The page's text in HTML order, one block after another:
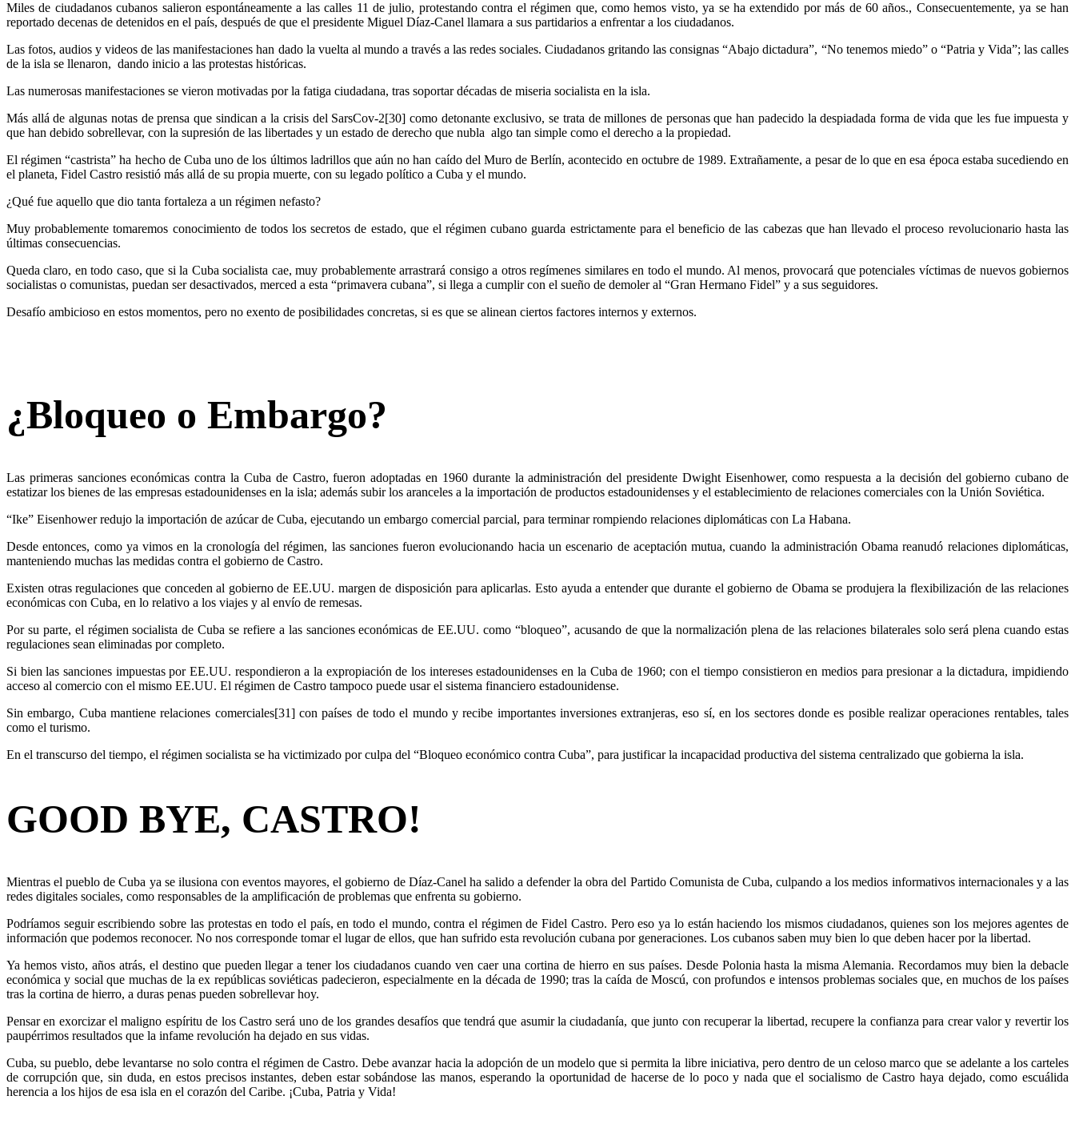
Miles de ciudadanos cubanos salieron espontáneamente a las calles 11 de julio, protestando contra el régimen que, como hemos visto, ya se ha extendido por más de 60 años., Consecuentemente, ya se han
reportado decenas de detenidos en el país, después de que el presidente Miguel Díaz-Canel llamara a sus partidarios a enfrentar a los ciudadanos.
Las fotos, audios y videos de las manifestaciones han dado la vuelta al mundo a través a las redes sociales. Ciudadanos gritando las consignas “Abajo dictadura”, “No tenemos miedo” o “Patria y Vida”; las calles
de la isla se llenaron, dando inicio a las protestas históricas.
Las numerosas manifestaciones se vieron motivadas por la fatiga ciudadana, tras soportar décadas de miseria socialista en la isla.
Más allá de algunas notas de prensa que sindican a la crisis del SarsCov-2[30] como detonante exclusivo, se trata de millones de personas que han padecido la despiadada forma de vida que les fue impuesta y
que han debido sobrellevar, con la supresión de las libertades y un estado de derecho que nubla algo tan simple como el derecho a la propiedad.
El régimen “castrista” ha hecho de Cuba uno de los últimos ladrillos que aún no han caído del Muro de Berlín, acontecido en octubre de 1989. Extrañamente, a pesar de lo que en esa época estaba sucediendo en
el planeta, Fidel Castro resistió más allá de su propia muerte, con su legado político a Cuba y el mundo.
¿Qué fue aquello que dio tanta fortaleza a un régimen nefasto?
Muy probablemente tomaremos conocimiento de todos los secretos de estado, que el régimen cubano guarda estrictamente para el beneficio de las cabezas que han llevado el proceso revolucionario hasta las
últimas consecuencias.
Queda claro, en todo caso, que si la Cuba socialista cae, muy probablemente arrastrará consigo a otros regímenes similares en todo el mundo. Al menos, provocará que potenciales víctimas de nuevos gobiernos
socialistas o comunistas, puedan ser desactivados, merced a esta “primavera cubana”, si llega a cumplir con el sueño de demoler al “Gran Hermano Fidel” y a sus seguidores.
Desafío ambicioso en estos momentos, pero no exento de posibilidades concretas, si es que se alinean ciertos factores internos y externos.
¿Bloqueo o Embargo?
Las primeras sanciones económicas contra la Cuba de Castro, fueron adoptadas en 1960 durante la administración del presidente Dwight Eisenhower, como respuesta a la decisión del gobierno cubano de
estatizar los bienes de las empresas estadounidenses en la isla; además subir los aranceles a la importación de productos estadounidenses y el establecimiento de relaciones comerciales con la Unión Soviética.
“Ike” Eisenhower redujo la importación de azúcar de Cuba, ejecutando un embargo comercial parcial, para terminar rompiendo relaciones diplomáticas con La Habana.
Desde entonces, como ya vimos en la cronología del régimen, las sanciones fueron evolucionando hacia un escenario de aceptación mutua, cuando la administración Obama reanudó relaciones diplomáticas,
manteniendo muchas las medidas contra el gobierno de Castro.
Existen otras regulaciones que conceden al gobierno de EE.UU. margen de disposición para aplicarlas. Esto ayuda a entender que durante el gobierno de Obama se produjera la flexibilización de las relaciones
económicas con Cuba, en lo relativo a los viajes y al envío de remesas.
Por su parte, el régimen socialista de Cuba se refiere a las sanciones económicas de EE.UU. como “bloqueo”, acusando de que la normalización plena de las relaciones bilaterales solo será plena cuando estas
regulaciones sean eliminadas por completo.
Si bien las sanciones impuestas por EE.UU. respondieron a la expropiación de los intereses estadounidenses en la Cuba de 1960; con el tiempo consistieron en medios para presionar a la dictadura, impidiendo
acceso al comercio con el mismo EE.UU. El régimen de Castro tampoco puede usar el sistema financiero estadounidense.
Sin embargo, Cuba mantiene relaciones comerciales[31] con países de todo el mundo y recibe importantes inversiones extranjeras, eso sí, en los sectores donde es posible realizar operaciones rentables, tales
como el turismo.
En el transcurso del tiempo, el régimen socialista se ha victimizado por culpa del “Bloqueo económico contra Cuba”, para justificar la incapacidad productiva del sistema centralizado que gobierna la isla.
GOOD BYE, CASTRO!
Mientras el pueblo de Cuba ya se ilusiona con eventos mayores, el gobierno de Díaz-Canel ha salido a defender la obra del Partido Comunista de Cuba, culpando a los medios informativos internacionales y a las
redes digitales sociales, como responsables de la amplificación de problemas que enfrenta su gobierno.
Podríamos seguir escribiendo sobre las protestas en todo el país, en todo el mundo, contra el régimen de Fidel Castro. Pero eso ya lo están haciendo los mismos ciudadanos, quienes son los mejores agentes de
información que podemos reconocer. No nos corresponde tomar el lugar de ellos, que han sufrido esta revolución cubana por generaciones. Los cubanos saben muy bien lo que deben hacer por la libertad.
Ya hemos visto, años atrás, el destino que pueden llegar a tener los ciudadanos cuando ven caer una cortina de hierro en sus países. Desde Polonia hasta la misma Alemania. Recordamos muy bien la debacle
económica y social que muchas de la ex repúblicas soviéticas padecieron, especialmente en la década de 1990; tras la caída de Moscú, con profundos e intensos problemas sociales que, en muchos de los países
tras la cortina de hierro, a duras penas pueden sobrellevar hoy.
Pensar en exorcizar el maligno espíritu de los Castro será uno de los grandes desafíos que tendrá que asumir la ciudadanía, que junto con recuperar la libertad, recupere la confianza para crear valor y revertir los
paupérrimos resultados que la infame revolución ha dejado en sus vidas.
Cuba, su pueblo, debe levantarse no solo contra el régimen de Castro. Debe avanzar hacia la adopción de un modelo que si permita la libre iniciativa, pero dentro de un celoso marco que se adelante a los carteles
de corrupción que, sin duda, en estos precisos instantes, deben estar sobándose las manos, esperando la oportunidad de hacerse de lo poco y nada que el socialismo de Castro haya dejado, como escuálida
herencia a los hijos de esa isla en el corazón del Caribe. ¡Cuba, Patria y Vida!